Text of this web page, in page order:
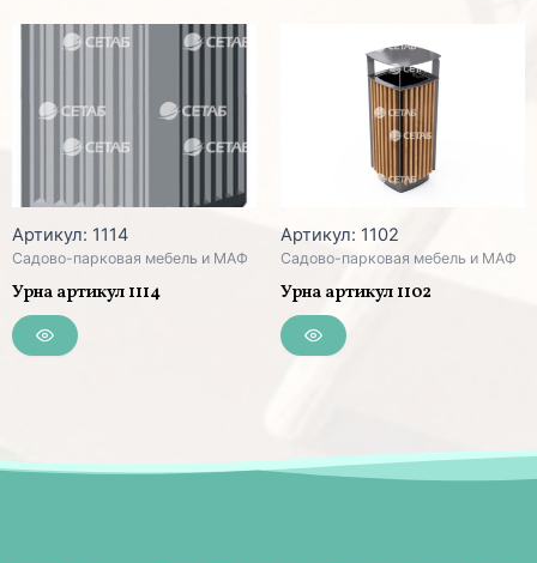
Артикул: 1114
Садово-парковая мебель и МАФ
Урна артикул 1114
Артикул: 1102
Садово-парковая мебель и МАФ
Урна артикул 1102